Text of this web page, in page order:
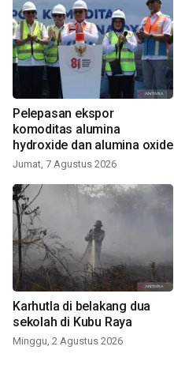
Pelepasan ekspor
komoditas alumina
hydroxide dan alumina oxide
Jumat, 7 Agustus 2026
Karhutla di belakang dua
sekolah di Kubu Raya
Minggu, 2 Agustus 2026